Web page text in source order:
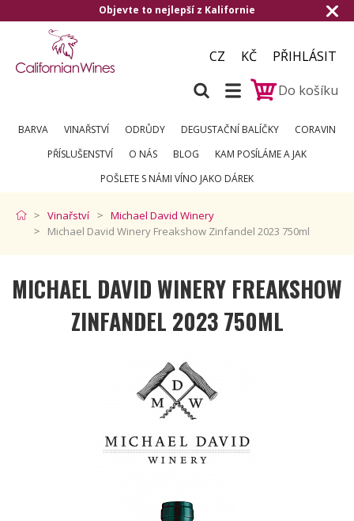
nejlepší z Kalifornie Doručení
CZ KČ
PŘIHLÁSIT
Do košíku
BARVA VINAŘSTVÍ ODRŮDY DEGUSTAČNÍ BALÍČKY
CORAVIN
PŘÍSLUŠENSTVÍ
O NÁS BLOG
KAM POSÍLÁME A JAK
POŠLETE S NÁMI VÍNO JAKO DÁREK
Vinařství
Michael David Winery
Michael David Winery Freakshow Zinfandel 2023 750ml
MICHAEL DAVID WINERY FREAKSHOW
ZINFANDEL 2023 750ML